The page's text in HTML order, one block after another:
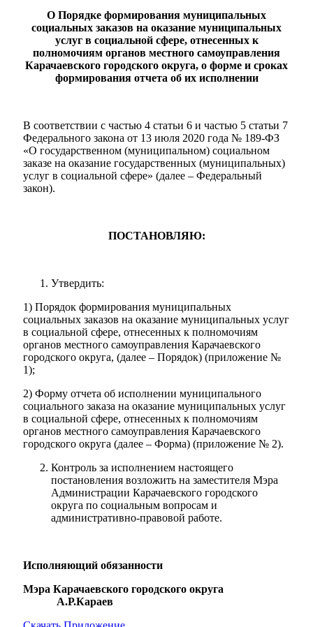
О Порядке формирования муниципальных
социальных заказов на оказание муниципальных
услуг в социальной сфере, отнесенных к
полномочиям органов местного самоуправления
Карачаевского городского округа, о форме и сроках
формирования отчета об их исполнении
В соответствии с частью 4 статьи 6 и частью 5 статьи 7
Федерального закона от 13 июля 2020 года № 189-ФЗ
«О государственном (муниципальном) социальном
заказе на оказание государственных (муниципальных)
услуг в социальной сфере» (далее – Федеральный
закон).
ПОСТАНОВЛЯЮ:
Утвердить:
1) Порядок формирования муниципальных
социальных заказов на оказание муниципальных услуг
в социальной сфере, отнесенных к полномочиям
органов местного самоуправления Карачаевского
городского округа, (далее – Порядок) (приложение №
1);
2) Форму отчета об исполнении муниципального
социального заказа на оказание муниципальных услуг
в социальной сфере, отнесенных к полномочиям
органов местного самоуправления Карачаевского
городского округа (далее – Форма) (приложение № 2).
Контроль за исполнением настоящего
постановления возложить на заместителя Мэра
Администрации Карачаевского городского
округа по социальным вопросам и
административно-правовой работе.
Исполняющий обязанности
Мэра Карачаевского городского округа
А.Р.Караев